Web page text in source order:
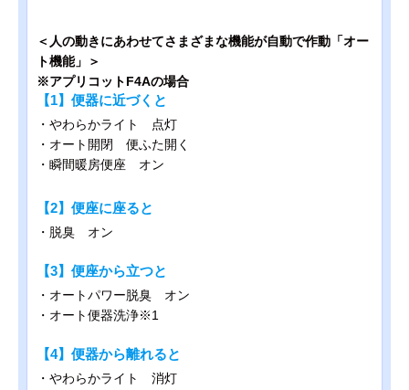
＜人の動きにあわせてさまざまな機能が自動で作動「オー
ト機能」＞
※アプリコットF4Aの場合
【1】便器に近づくと
・やわらかライト 点灯
・オート開閉 便ふた開く
・瞬間暖房便座 オン
【2】便座に座ると
・脱臭 オン
【3】便座から立つと
・オートパワー脱臭 オン
・オート便器洗浄※1
【4】便器から離れると
・やわらかライト 消灯